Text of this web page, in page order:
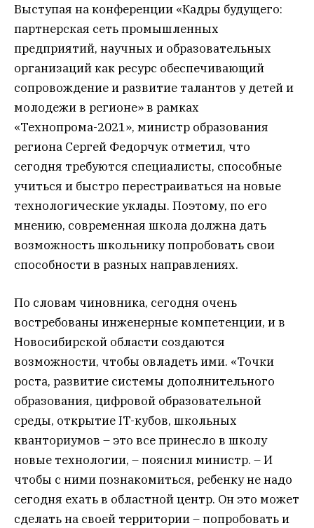
Выступая на конференции «Кадры будущего:
партнерская сеть промышленных
предприятий, научных и образовательных
организаций как ресурс обеспечивающий
сопровождение и развитие талантов у детей и
молодежи в регионе» в рамках
«Технопрома-2021», министр образования
региона Сергей Федорчук отметил, что
сегодня требуются специалисты, способные
учиться и быстро перестраиваться на новые
технологические уклады. Поэтому, по его
мнению, современная школа должна дать
возможность школьнику попробовать свои
способности в разных направлениях.
По словам чиновника, сегодня очень
востребованы инженерные компетенции, и в
Новосибирской области создаются
возможности, чтобы овладеть ими. «Точки
роста, развитие системы дополнительного
образования, цифровой образовательной
среды, открытие IT-кубов, школьных
кванториумов – это все принесло в школу
новые технологии, – пояснил министр. – И
чтобы с ними познакомиться, ребенку не надо
сегодня ехать в областной центр. Он это может
сделать на своей территории – попробовать и